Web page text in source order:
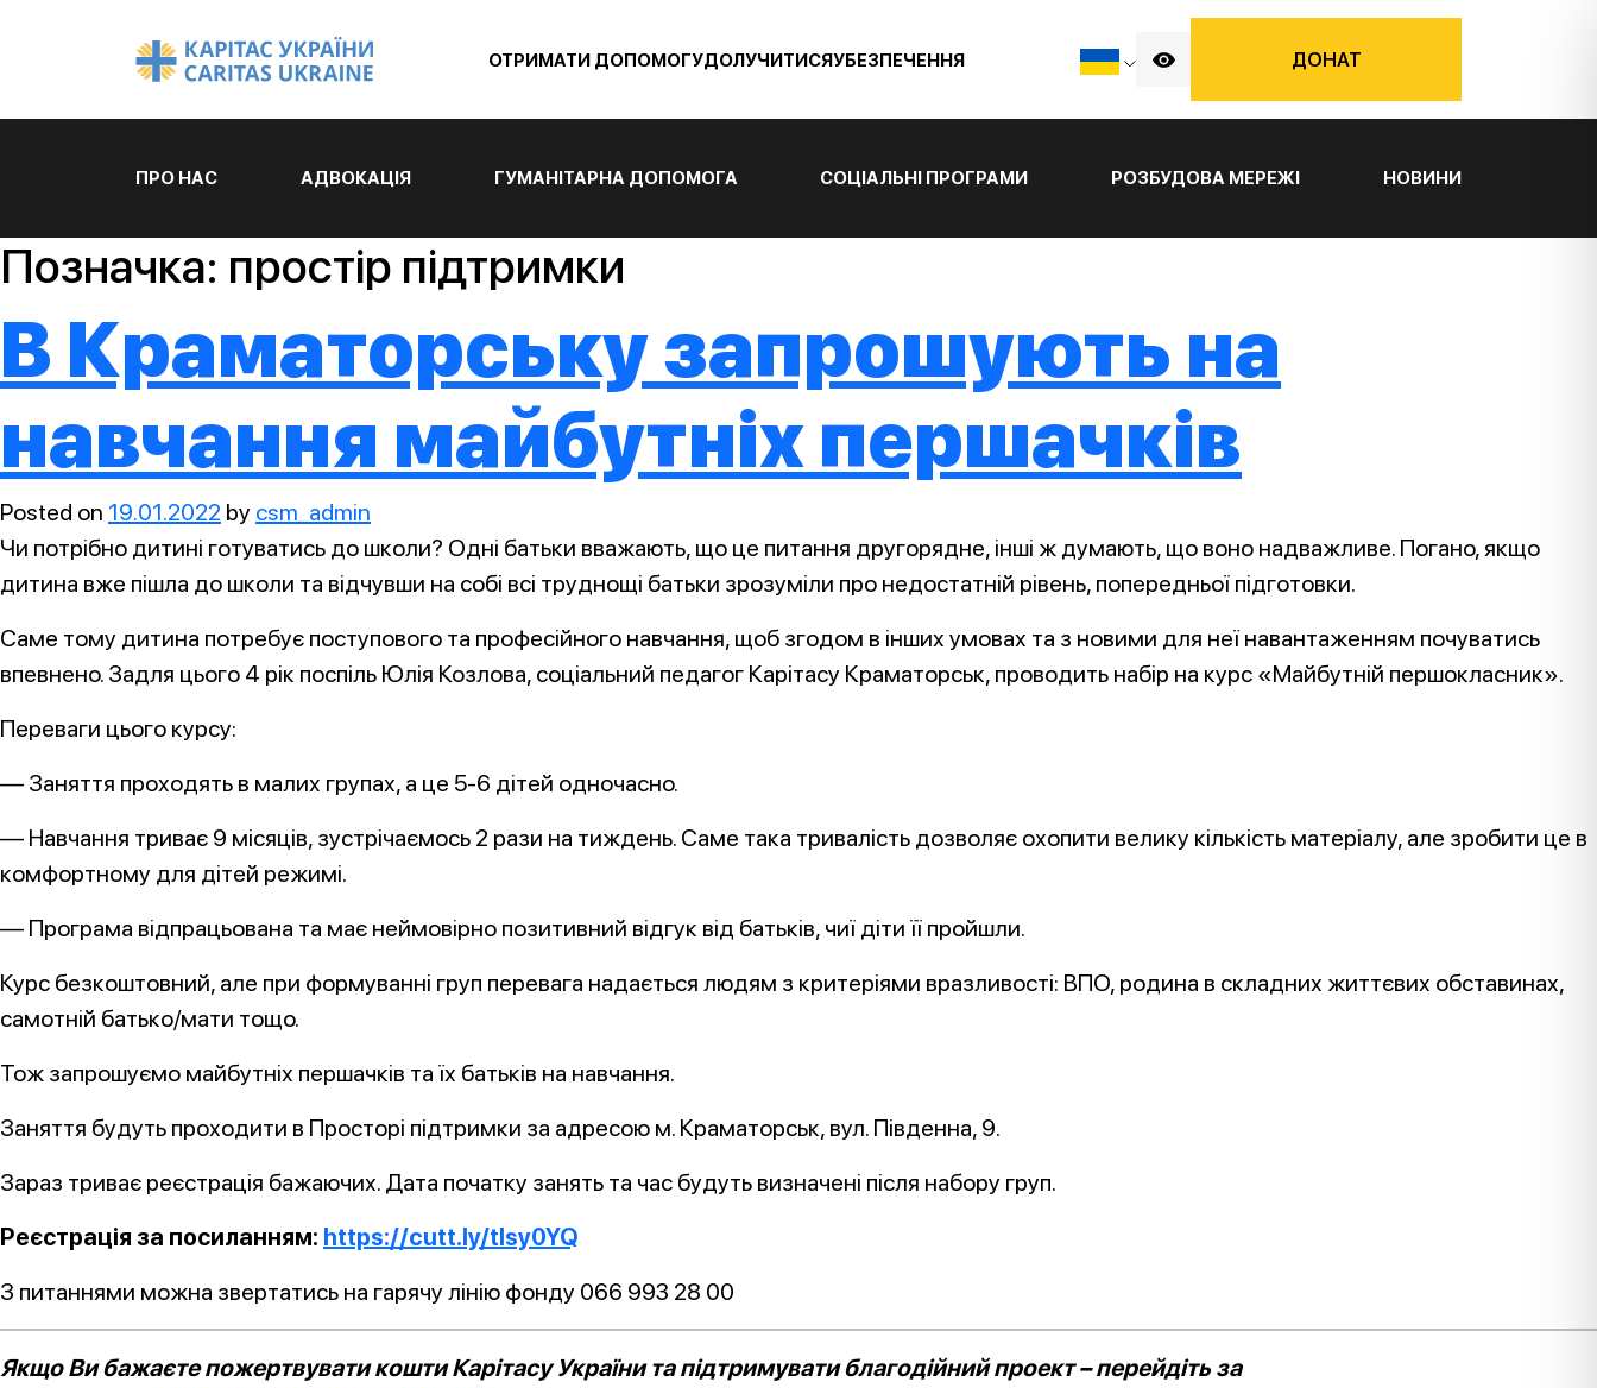
ОТРИМАТИ ДОПОМОГУДОЛУЧИТИСЯУБЕЗПЕЧЕННЯ ДОНАТ
ПРО НАС АДВОКАЦІЯ ГУМАНІТАРНА ДОПОМОГА СОЦІАЛЬНІ ПРОГРАМИ РОЗБУДОВА МЕРЕЖІ НОВИНИ
Позначка: простір підтримки
В Краматорську запрошують на
навчання майбутніх першачків
Posted on 19.01.2022 by csm_admin
Чи потрібно дитині готуватись до школи? Одні батьки вважають, що це питання другорядне, інші ж думають, що воно надважливе. Погано, якщо
дитина вже пішла до школи та відчувши на собі всі труднощі батьки зрозуміли про недостатній рівень, попередньої підготовки.
Саме тому дитина потребує поступового та професійного навчання, щоб згодом в інших умовах та з новими для неї навантаженням почуватись
впевнено. Задля цього 4 рік поспіль Юлія Козлова, соціальний педагог Карітасу Краматорськ, проводить набір на курс «Майбутній першокласник».
Переваги цього курсу:
— Заняття проходять в малих групах, а це 5-6 дітей одночасно.
— Навчання триває 9 місяців, зустрічаємось 2 рази на тиждень. Саме така тривалість дозволяє охопити велику кількість матеріалу, але зробити це в
комфортному для дітей режимі.
— Програма відпрацьована та має неймовірно позитивний відгук від батьків, чиї діти її пройшли.
Курс безкоштовний, але при формуванні груп перевага надається людям з критеріями вразливості: ВПО, родина в складних життєвих обставинах,
самотній батько/мати тощо.
Тож запрошуємо майбутніх першачків та їх батьків на навчання.
Заняття будуть проходити в Просторі підтримки за адресою м. Краматорськ, вул. Південна, 9.
Зараз триває реєстрація бажаючих. Дата початку занять та час будуть визначені після набору груп.
Реєстрація за посиланням: https://cutt.ly/tIsy0YQ
З питаннями можна звертатись на гарячу лінію фонду 066 993 28 00
Якщо Ви бажаєте пожертвувати кошти Карітасу України та підтримувати благодійний проект – перейдіть за